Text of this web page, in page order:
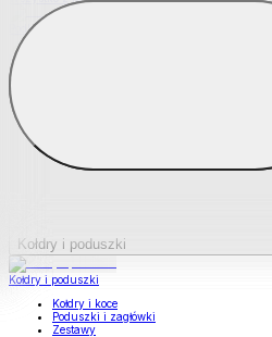
Podkładki na materace
Materace nawierzchniowe
Kołdry i poduszki
Kołdry i poduszki
Kołdry i koce
Poduszki i zagłówki
Zestawy